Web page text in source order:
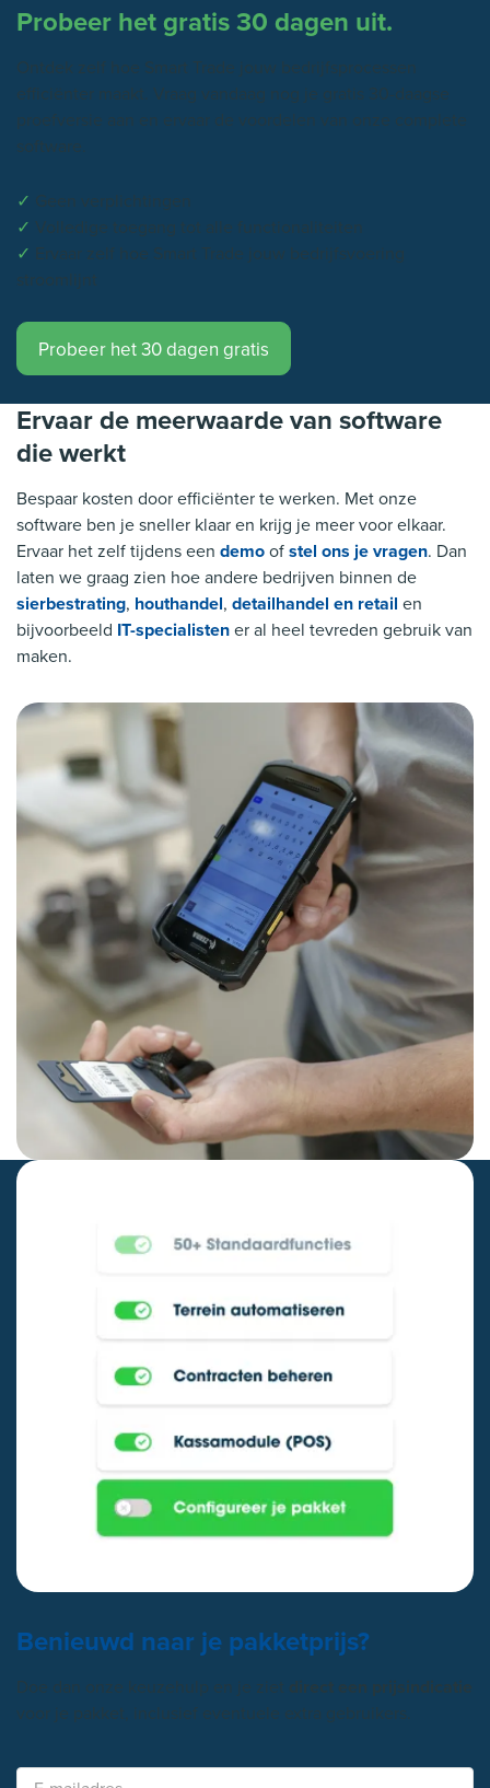
Probeer het gratis 30 dagen uit.
Ontdek zelf hoe Smart Trade jouw bedrijfsprocessen
efficiënter maakt. Vraag vandaag nog je gratis 30-daagse
proefversie aan en ervaar de voordelen van onze complete
software.
✓ Geen verplichtingen
✓ Volledige toegang tot alle functionaliteiten
✓ Ervaar zelf hoe Smart Trade jouw bedrijfsvoering
stroomlijnt
Probeer het 30 dagen gratis
Ervaar de meerwaarde van software
die werkt
Bespaar kosten door efficiënter te werken. Met onze
software ben je sneller klaar en krijg je meer voor elkaar.
Ervaar het zelf tijdens een demoofstel ons je vragen. Dan
laten we graag zien hoe andere bedrijven binnen de
sierbestrating, houthandel, detailhandel en retail en
bijvoorbeeld IT-specialistener al heel tevreden gebruik van
maken.
Benieuwd naar je pakketprijs?
Doe dan onze keuzehulp en je ziet direct een prijsindicatie
voor je pakket, inclusief eventuele extra gebruikers.